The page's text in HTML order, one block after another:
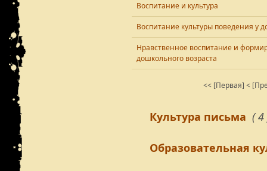
Воспитание и культура
Воспитание культуры поведения у
Нравственное воспитание и
дошкольного возраста
<< [Первая] <
Культура письма ( 4
Образовательная